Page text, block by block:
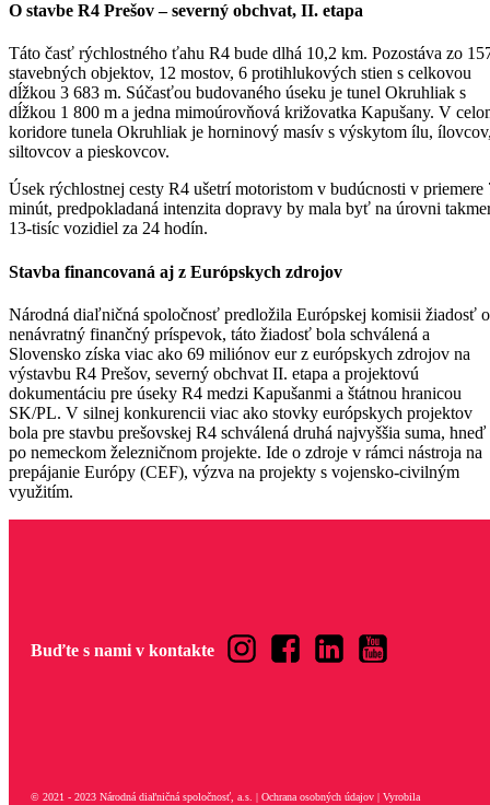
O stavbe R4 Prešov – severný obchvat, II. etapa
Táto časť rýchlostného ťahu R4 bude dlhá 10,2 km. Pozostáva zo
stavebných objektov, 12 mostov, 6 protihlukových stien s celkovou
dĺžkou 3 683 m. Súčasťou budovaného úseku je tunel Okruhliak s
dĺžkou 1 800 m a jedna mimoúrovňová križovatka Kapušany. V
koridore tunela Okruhliak je horninový masív s výskytom ílu,
siltovcov a pieskovcov.
Úsek rýchlostnej cesty R4 ušetrí motoristom v budúcnosti v priemere
minút, predpokladaná intenzita dopravy by mala byť na úrovni
13-tisíc vozidiel za 24 hodín.
Stavba financovaná aj z Európskych zdrojov
Národná diaľničná spoločnosť predložila Európskej komisii žiadosť o
nenávratný finančný príspevok, táto žiadosť bola schválená a
Slovensko získa viac ako 69 miliónov eur z európskych zdrojov na
výstavbu R4 Prešov, severný obchvat II. etapa a projektovú
dokumentáciu pre úseky R4 medzi Kapušanmi a štátnou hranicou
SK/PL. V silnej konkurencii viac ako stovky európskych projektov
bola pre stavbu prešovskej R4 schválená druhá najvyššia suma, hneď
po nemeckom železničnom projekte. Ide o zdroje v rámci nástroja na
prepájanie Európy (CEF), výzva na projekty s vojensko-civilným
využitím.
Buďte s nami v kontakte
© 2021 - 2023 Národná diaľničná spoločnosť, a.s. | Ochrana osobných údajov | Vyrobila